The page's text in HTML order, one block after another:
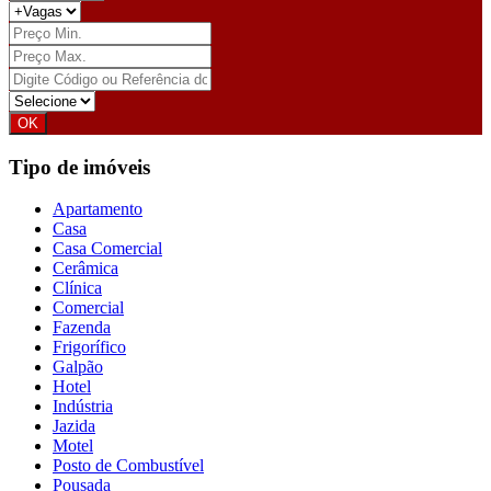
Tipo de imóveis
Apartamento
Casa
Casa Comercial
Cerâmica
Clínica
Comercial
Fazenda
Frigorífico
Galpão
Hotel
Indústria
Jazida
Motel
Posto de Combustível
Pousada